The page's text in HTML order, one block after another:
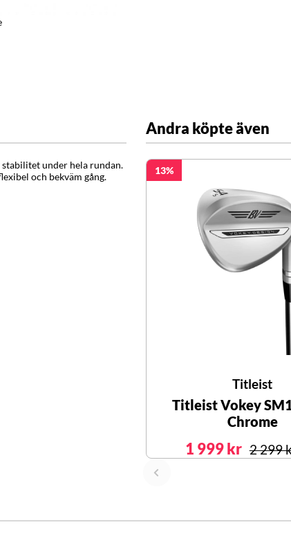
under hela rundan.
och bekväm gång.
Andra köpte även
13
Titleist
Titleist Vokey
Chrome
1 999 kr 2 299